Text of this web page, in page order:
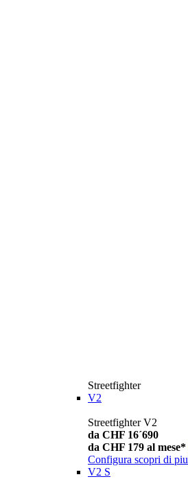
Streetfighter
V2
Streetfighter V2
da CHF 16´690
da CHF 179 al mese*
Configura scopri di piu
V2 S